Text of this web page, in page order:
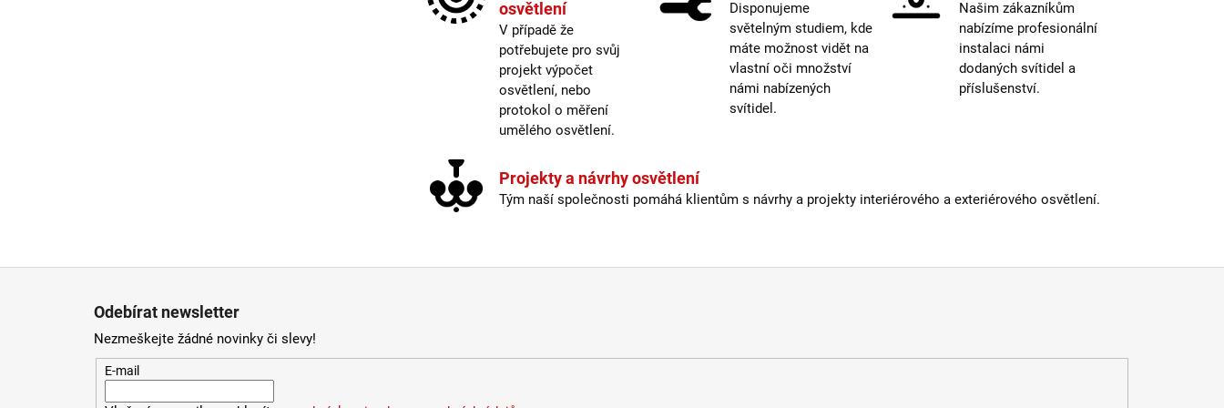
Spojka
Horizontální
Šířka:
27mm
Materiál:
Hliník
Krytí:
IP20
Certifikace
CE, RoHS
osvětlení
V případě že
potřebujete pro svůj
projekt výpočet
osvětlení, nebo
protokol o měření
umělého osvětlení.
Disponujeme
světelným studiem, kde
máte možnost vidět na
vlastní oči množství
námi nabízených
svítidel.
Našim zákazníkům
nabízíme profesionální
instalaci námi
dodaných svítidel a
příslušenství.
Projekty a návrhy osvětlení
Tým naší společnosti pomáhá klientům s návrhy a projekty interiérového a exteriérového osvětlení.
Odebírat newsletter
Nezmeškejte žádné novinky či slevy!
E-mail